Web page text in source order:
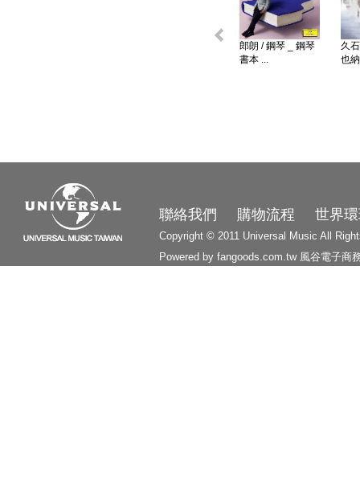
郎朗 / 鋼琴 _ 鋼琴
書本 ...
久
也
聯絡我們 購物流程 世界
Copyright © 2011 Universal Music All
Powered by fangoods.com.tw 風谷電子商